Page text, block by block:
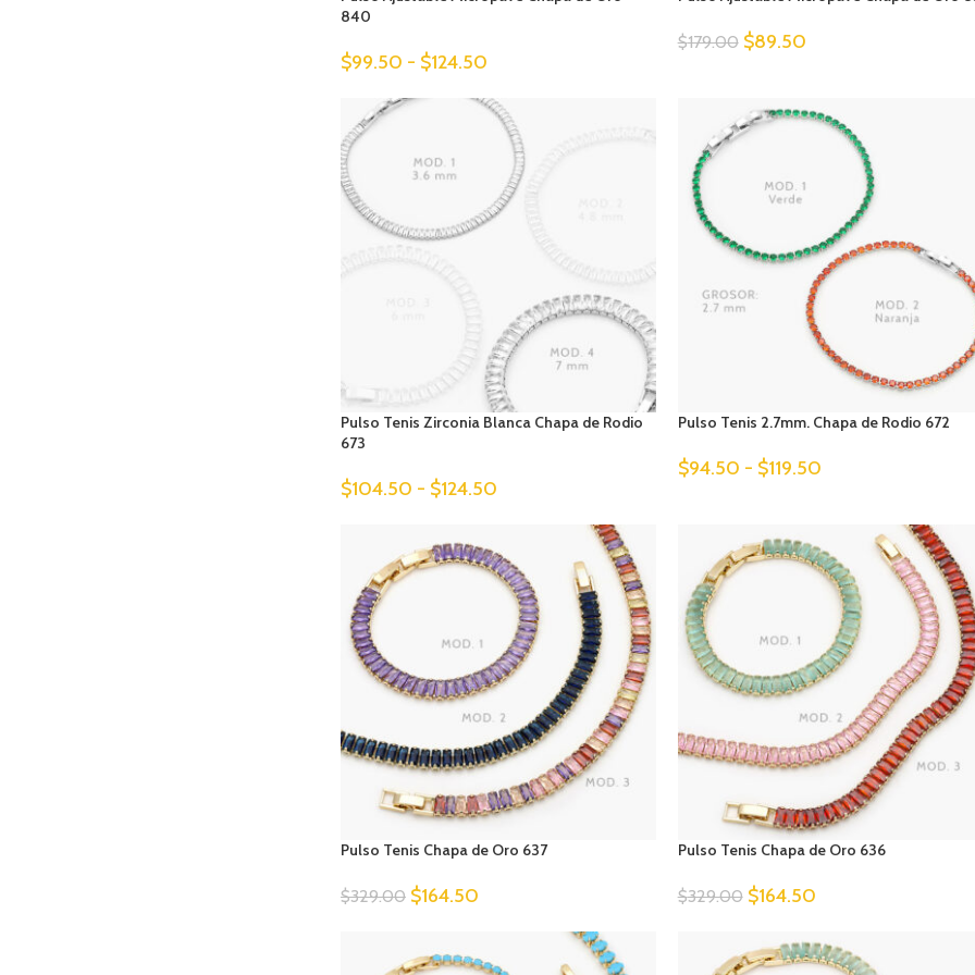
840
$99.50 - $124.50
$179.00 $89.50
Pulso Tenis Zirconia Blanca Chapa de Rodio
673
$104.50 - $124.50
Pulso Tenis 2.7mm. Chapa de Rodio 672
$94.50 - $119.50
Pulso Tenis Chapa de Oro 637
$329.00 $164.50
Pulso Tenis Chapa de Oro 636
$329.00 $164.50